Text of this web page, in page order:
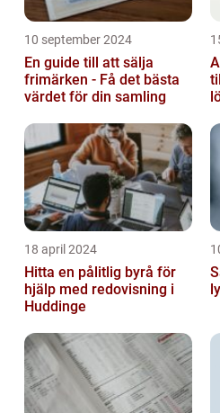
10 september 2024
En guide till att sälja
frimärken - Få det bästa
värdet för din samling
18 april 2024
Hitta en pålitlig byrå för
hjälp med redovisning i
Huddinge